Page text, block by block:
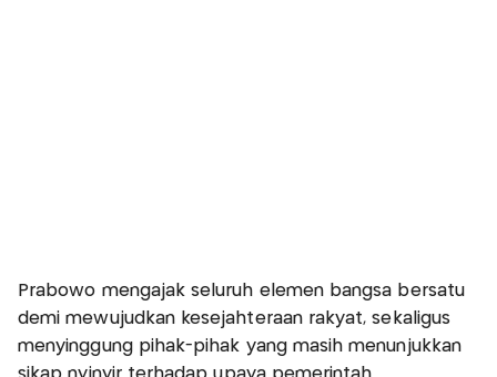
Prabowo mengajak seluruh elemen bangsa bersatu
demi mewujudkan kesejahteraan rakyat, sekaligus
menyinggung pihak-pihak yang masih menunjukkan